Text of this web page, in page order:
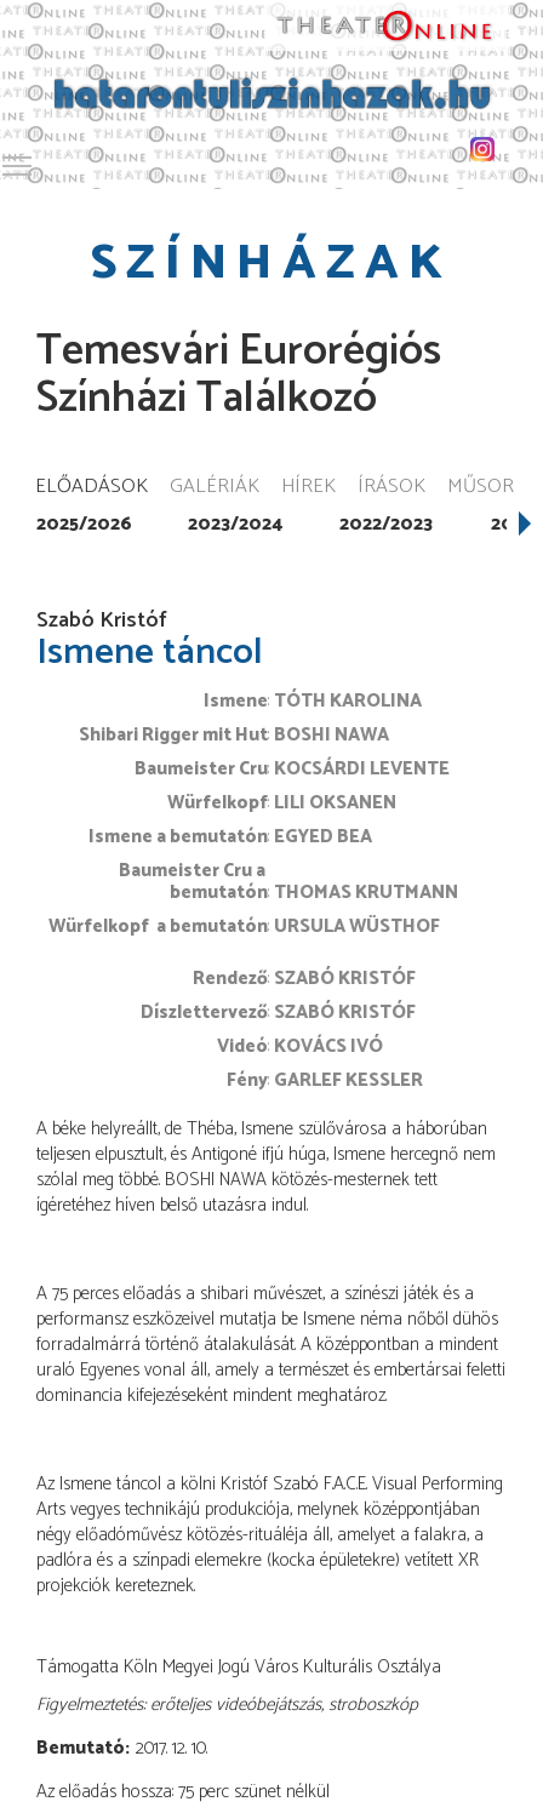
Toggle main menu visibility
SZÍNHÁZAK
Temesvári Eurorégiós
Színházi Találkozó
ELŐADÁSOK GALÉRIÁK HÍREK ÍRÁSOK MŰSOR
2025/2026 2023/2024 2022/2023
Szabó Kristóf
Ismene táncol
Ismene TÓTH KAROLINA
Shibari Rigger mit Hut BOSHI NAWA
Baumeister Cru KOCSÁRDI LEVENTE
Würfelkopf LILI OKSANEN
Ismene a bemutatón EGYED BEA
Baumeister Cru a
bemutatón THOMAS KRUTMANN
Würfelkopf  a bemutatón URSULA WÜSTHOF
rendező SZABÓ KRISTÓF
díszlettervező SZABÓ KRISTÓF
videó KOVÁCS IVÓ
fény GARLEF KESSLER
A béke helyreállt, de Théba, Ismene szülővárosa a háborúban
teljesen elpusztult, és Antigoné ifjú húga, Ismene hercegnő nem
szólal meg többé. BOSHI NAWA kötözés-mesternek tett
ígéretéhez híven belső utazásra indul.
A 75 perces előadás a shibari művészet, a színészi játék és a
performansz eszközeivel mutatja be Ismene néma nőből dühös
forradalmárrá történő átalakulását. A középpontban a mindent
uraló Egyenes vonal áll, amely a természet és embertársai feletti
dominancia kifejezéseként mindent meghatároz.
Az Ismene táncol a kölni Kristóf Szabó F.A.C.E. Visual Performing
Arts vegyes technikájú produkciója, melynek középpontjában
négy előadóművész kötözés-rituáléja áll, amelyet a falakra, a
padlóra és a színpadi elemekre (kocka épületekre) vetített XR
projekciók kereteznek.
Támogatta Köln Megyei Jogú Város Kulturális Osztálya
Figyelmeztetés: erőteljes videóbejátszás, stroboszkóp
Bemutató 2017. 12. 10.
Az előadás hossza: 75 perc szünet nélkül